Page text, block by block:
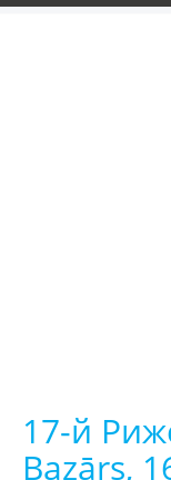
17-й
Bazārs,